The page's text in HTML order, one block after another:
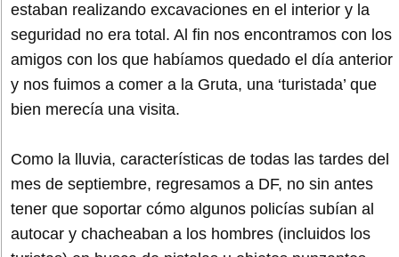
estaban realizando excavaciones en el interior y la
seguridad no era total. Al fin nos encontramos con los
amigos con los que habíamos quedado el día anterior
y nos fuimos a comer a la Gruta, una ‘turistada’ que
bien merecía una visita.
Como la lluvia, características de todas las tardes del
mes de septiembre, regresamos a DF, no sin antes
tener que soportar cómo algunos policías subían al
autocar y chacheaban a los hombres (incluidos los